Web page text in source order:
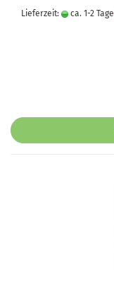
Lieferzeit: ca. 1-2 Tage